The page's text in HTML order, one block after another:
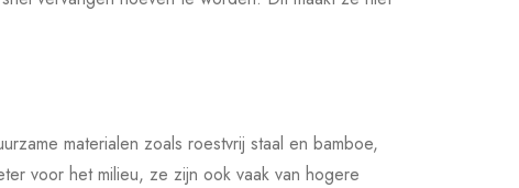
materialen zoals roestvrij staal en bamboe,
voor het milieu, ze zijn ook vaak van hogere